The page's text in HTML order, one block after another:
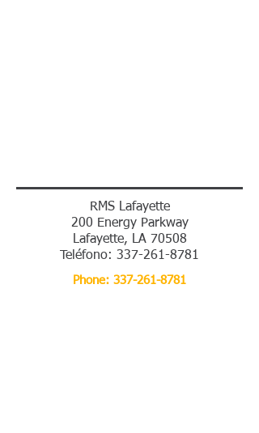
RMS Lafayette
200 Energy Parkway
Lafayette, LA 70508
Teléfono: 337-261-8781
Phone: 337-261-8781